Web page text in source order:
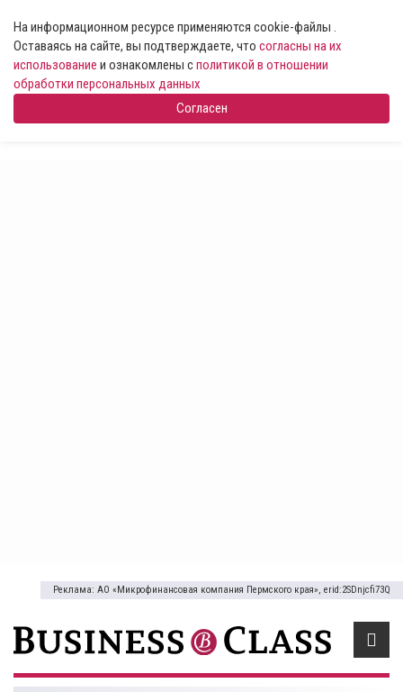
На информационном ресурсе применяются cookie-файлы .
Оставаясь на сайте, вы подтверждаете, что согласны на их
использование и ознакомлены сполитикой в отношении
обработки персональных данных
Согласен
Реклама: АО «Микрофинансовая компания Пермского края», erid:2SDnjcfi73Q